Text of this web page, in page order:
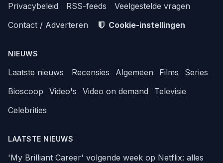
Privacybeleid
RSS-feeds
Veelgestelde vragen
Contact / Adverteren
Cookie-instellingen
NIEUWS
Laatste nieuws Recensies Algemeen Films
Series
Bioscoop
Video's Video on demand
Televisie
Celebrities
LAATSTE NIEUWS
'My Brilliant Career' volgende week op Netflix: alles